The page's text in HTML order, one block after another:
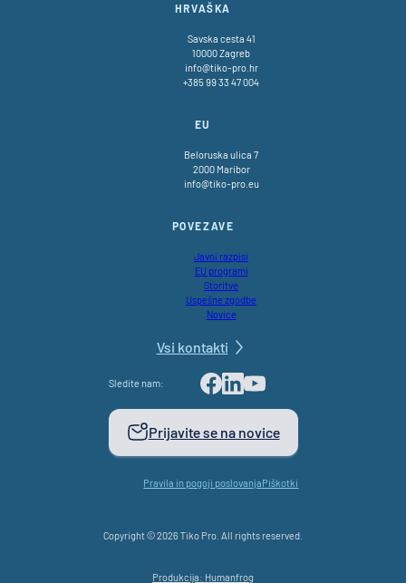
HRVAŠKA
Savska cesta 41
10000 Zagreb
info@tiko-pro.hr
+385 99 33 47 004
EU
Beloruska ulica 7
2000 Maribor
info@tiko-pro.eu
POVEZAVE
Javni razpisi
EU programi
Storitve
Uspešne zgodbe
Novice
Vsi kontakti
Sledite nam:
Prijavite se na novice
Copyright © 2026 Tiko Pro. All rights reserved.
Pravila in pogoji poslovanjaPiškotki
Produkcija: Humanfrog